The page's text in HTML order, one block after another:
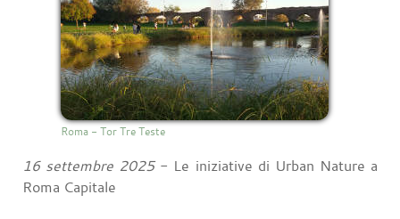
Roma - Tor Tre Teste
16 settembre 2025- Le iniziative di Urban Nature a
Roma Capitale